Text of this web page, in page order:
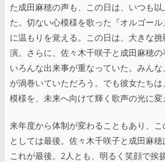
た成田麻穂の声も、この日は、いつも
た。切ない心模様を歌った『オルゴー
に温もりを覚える。この日は、大きな
演。さらに、佐々木千咲子と成田麻穂の
いろんな出来事が重なっていた。みん
が渦巻いていただろう。でも彼女たち
模様を、未来へ向けて輝く歌声の光に変
来年度から体制が変わることもあり、
としては最後。佐々木千咲子と成田麻
これが最後。2人とも、明るく笑顔で挨